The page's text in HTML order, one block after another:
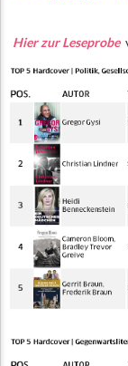
Hier zur Leseprobe